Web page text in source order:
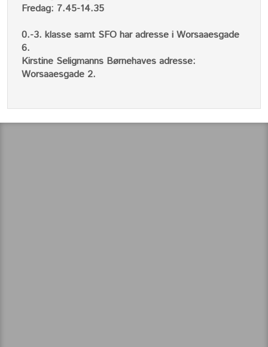
Fredag: 7.45-14.35
0.-3. klasse samt SFO har adresse i Worsaaesgade
6.
Kirstine Seligmanns Børnehaves adresse:
Worsaaesgade 2.